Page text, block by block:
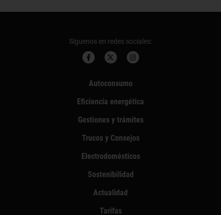
Síguenos en redes sociales:
Autoconsumo
Eficiencia energética
Gestiones y trámites
Trucos y Consejos
Electrodomésticos
Sostenibilidad
Actualidad
Tarifas